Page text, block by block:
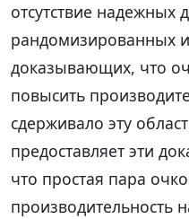
отсутствие надежных
рандомизированных
доказывающих, что
повысить
сдерживало эту
предоставляет эти
что простая пара
производительность